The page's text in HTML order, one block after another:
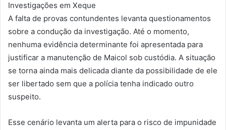
Investigações em Xeque
A falta de provas contundentes levanta questionamentos
sobre a condução da investigação. Até o momento,
nenhuma evidência determinante foi apresentada para
justificar a manutenção de Maicol sob custódia. A situação
se torna ainda mais delicada diante da possibilidade de ele
ser libertado sem que a polícia tenha indicado outro
suspeito.
Esse cenário levanta um alerta para o risco de impunidade